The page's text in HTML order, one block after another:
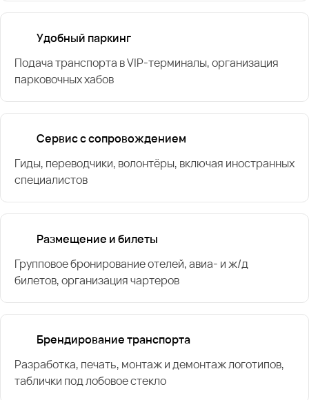
Удобный паркинг
Подача транспорта в VIP-терминалы, организация
парковочных хабов
Сервис с сопровождением
Гиды, переводчики, волонтёры, включая иностранных
специалистов
Размещение и билеты
Групповое бронирование отелей, авиа- и ж/д
билетов, организация чартеров
Брендирование транспорта
Разработка, печать, монтаж и демонтаж логотипов,
таблички под лобовое стекло